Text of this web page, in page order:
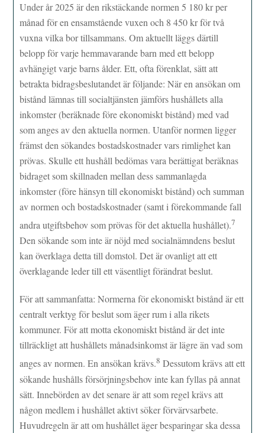
Under år 2025 är den rikstäckande normen 5 180 kr per
månad för en ensamstående vuxen och 8 450 kr för två
vuxna vilka bor tillsammans. Om aktuellt läggs därtill
belopp för varje hemmavarande barn med ett belopp
avhängigt varje barns ålder. Ett, ofta förenklat, sätt att
betrakta bidragsbeslutandet är följande: När en ansökan om
bistånd lämnas till socialtjänsten jämförs hushållets alla
inkomster (beräknade före ekonomiskt bistånd) med vad
som anges av den aktuella normen. Utanför normen ligger
främst den sökandes bostadskostnader vars rimlighet kan
prövas. Skulle ett hushåll bedömas vara berättigat beräknas
bidraget som skillnaden mellan dess sammanlagda
inkomster (före hänsyn till ekonomiskt bistånd) och summan
av normen och bostadskostnader (samt i förekommande fall
andra utgiftsbehov som prövas för det aktuella hushållet).7
Den sökande som inte är nöjd med socialnämndens beslut
kan överklaga detta till domstol. Det är ovanligt att ett
överklagande leder till ett väsentligt förändrat beslut.
För att sammanfatta: Normerna för ekonomiskt bistånd är ett
centralt verktyg för beslut som äger rum i alla rikets
kommuner. För att motta ekonomiskt bistånd är det inte
tillräckligt att hushållets månadsinkomst är lägre än vad som
anges av normen. En ansökan krävs.8 Dessutom krävs att ett
sökande hushålls försörjningsbehov inte kan fyllas på annat
sätt. Innebörden av det senare är att som regel krävs att
någon medlem i hushållet aktivt söker förvärvsarbete.
Huvudregeln är att om hushållet äger besparingar ska dessa